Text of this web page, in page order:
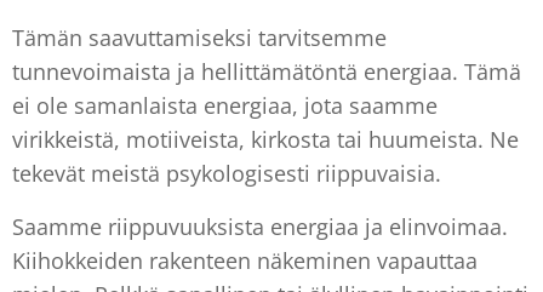
Tämän saavuttamiseksi tarvitsemme
tunnevoimaista ja hellittämätöntä energiaa. Tämä
ei ole samanlaista energiaa, jota saamme
virikkeistä, motiiveista, kirkosta tai huumeista. Ne
tekevät meistä psykologisesti riippuvaisia.
Saamme riippuvuuksista energiaa ja elinvoimaa.
Kiihokkeiden rakenteen näkeminen vapauttaa